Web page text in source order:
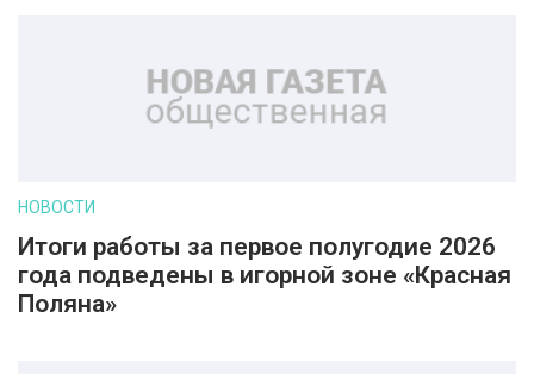
НОВОСТИ
Итоги работы за первое полугодие 2026
года подведены в игорной зоне «Красная
Поляна»